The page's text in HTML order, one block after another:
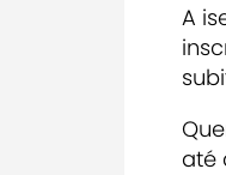
A
até